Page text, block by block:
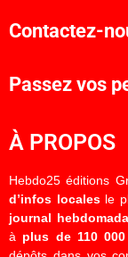
Contactez-
Passez vos
À PROPOS
Hebdo25 éditions
d’infos localesle
journal
à plus de 110